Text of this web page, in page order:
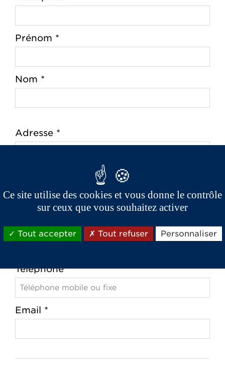
Prénom *
Nom *
Adresse *
Téléphone *
Email *
Ce site utilise des cookies et vous donne le contrôle
sur ceux que vous souhaitez activer
Tout accepter Tout refuser Personnaliser